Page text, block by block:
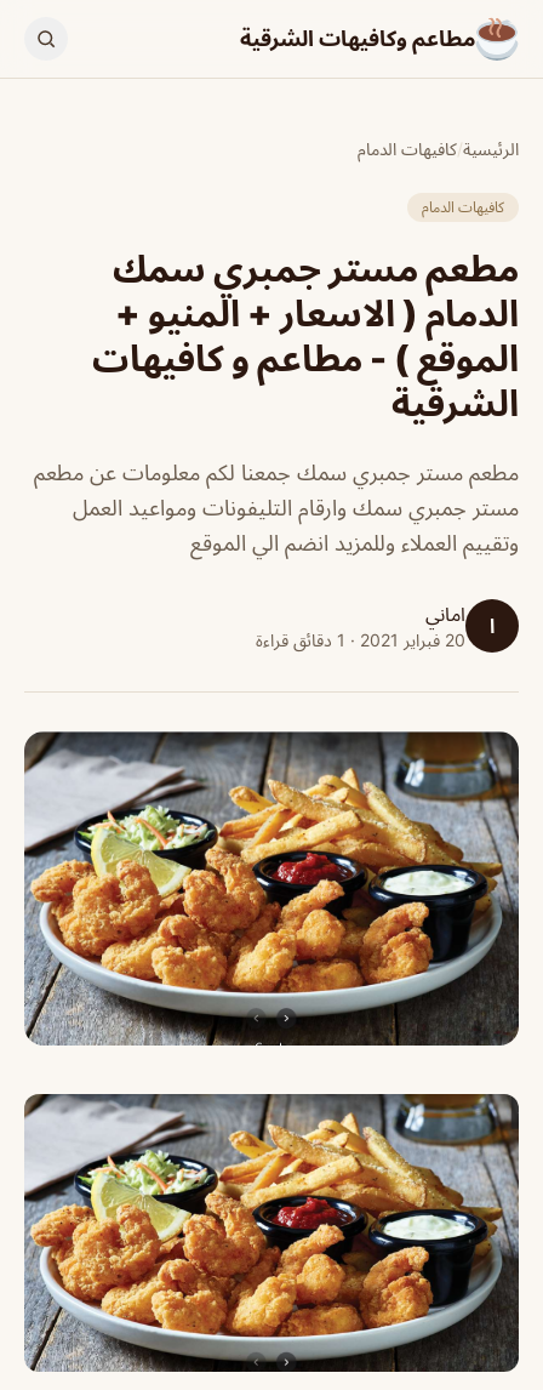
مطاعم وكافيهات الشرقية
الرئيسية/كافيهات الدمام
كافيهات الدمام
مطعم مستر جمبري سمك
الدمام ( الاسعار + المنيو +
الموقع ) - مطاعم و كافيهات
الشرقية
مطعم مستر جمبري سمك جمعنا لكم معلومات عن مطعم
مستر جمبري سمك وارقام التليفونات ومواعيد العمل
وتقييم العملاء وللمزيد انضم الي الموقع
ا اماني
20 فبراير 2021 · 1 دقائق قراءة